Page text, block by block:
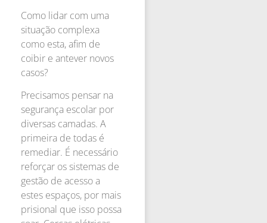
Como lidar com uma
situação complexa
como esta, afim de
coibir e antever novos
casos?
Precisamos pensar na
segurança escolar por
diversas camadas. A
primeira de todas é
remediar. É necessário
reforçar os sistemas de
gestão de acesso a
estes espaços, por mais
prisional que isso possa